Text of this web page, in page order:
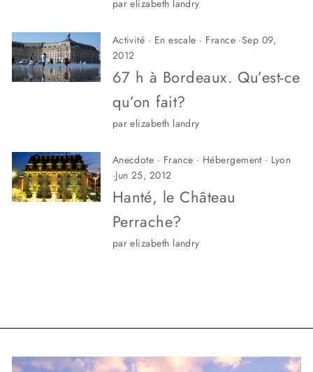
par elizabeth landry
Activité · En escale · France ·Sep 09,
2012
67 h à Bordeaux. Qu’est-ce
qu’on fait?
par elizabeth landry
Anecdote · France · Hébergement· Lyon
·Jun 25, 2012
Hanté, le Château
Perrache?
par elizabeth landry